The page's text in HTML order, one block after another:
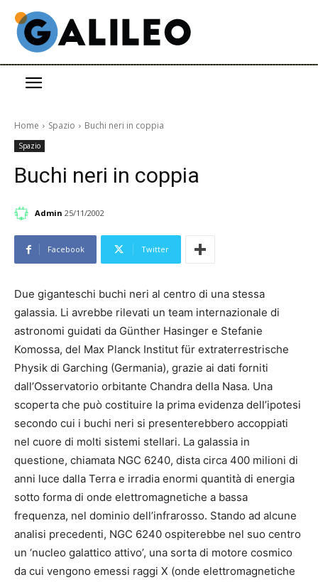
Home Spazio Buchi neri in coppia
Spazio
Buchi neri in coppia
Admin 25/11/2002
Facebook Twitter
Due giganteschi buchi neri al centro di una stessa
galassia. Li avrebbe rilevati un team internazionale di
astronomi guidati da Günther Hasinger e Stefanie
Komossa, del Max Planck Institut für extraterrestrische
Physik di Garching (Germania), grazie ai dati forniti
dall’Osservatorio orbitante Chandra della Nasa. Una
scoperta che può costituire la prima evidenza dell’ipotesi
secondo cui i buchi neri si presenterebbero accoppiati
nel cuore di molti sistemi stellari. La galassia in
questione, chiamata NGC 6240, dista circa 400 milioni di
anni luce dalla Terra e irradia enormi quantità di energia
sotto forma di onde elettromagnetiche a bassa
frequenza, nel dominio dell’infrarosso. Stando ad alcune
analisi precedenti, NGC 6240 ospiterebbe nel suo centro
un ‘nucleo galattico attivo’, una sorta di motore cosmico
da cui vengono emessi raggi X (onde elettromagnetiche